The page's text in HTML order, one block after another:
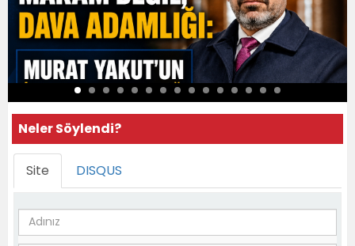
Neler Söylendi?
Site DISQUS